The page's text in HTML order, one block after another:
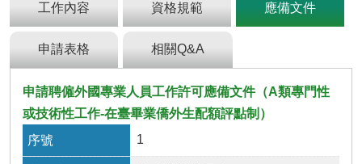
安
策
工作內容 資格規範 應備文件
申請表格 相關Q&A
申請聘僱外國專業人員工作許可應備文件（A類專門性
或技術性工作-在臺畢業僑外生配額評點制）
1